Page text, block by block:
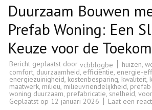
Duurzaam Bouwen
Prefab Woning: Een
Keuze voor de
Bericht geplaatst door vcbblogbe huizen,
comfort, duurzaamheid, efficiëntie, energie-
energiezuinigheid, kostenbesparing, kwaliteit,
maatwerk, milieu, milieuvriendelijkheid,
woning duurzaam, prefabricatie, snelheid,
Geplaatst op 12 januari 2026 Laat een